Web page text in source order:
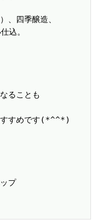
、四季醸造、
込。
ることも
すすめです(*^^*)
プ